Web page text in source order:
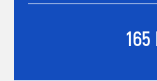
165